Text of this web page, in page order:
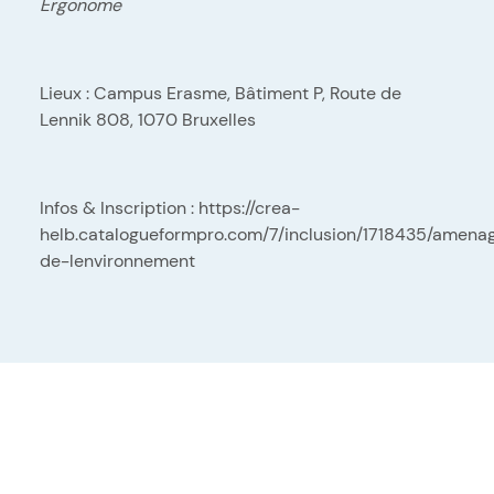
Ergonome
Lieux : Campus Erasme, Bâtiment P, Route de
Lennik 808, 1070 Bruxelles
Infos & Inscription : https://crea-
helb.catalogueformpro.com/7/inclusion/1718435/
de-lenvironnement